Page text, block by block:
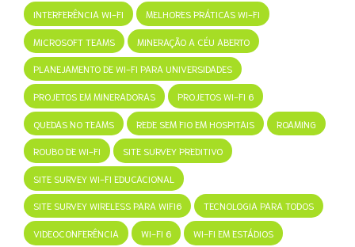
INTERFERÊNCIA WI-FI MELHORES PRÁTICAS WI-FI
MICROSOFT TEAMS MINERAÇÃO A CÉU ABERTO
PLANEJAMENTO DE WI-FI PARA UNIVERSIDADES
PROJETOS EM MINERADORAS PROJETOS WI-FI 6
QUEDAS NO TEAMS REDE SEM FIO EM HOSPITAIS ROAMING
ROUBO DE WI-FI SITE SURVEY PREDITIVO
SITE SURVEY WI-FI EDUCACIONAL
SITE SURVEY WIRELESS PARA WIFI6 TECNOLOGIA PARA TODOS
VIDEOCONFERÊNCIA WI-FI 6 WI-FI EM ESTÁDIOS